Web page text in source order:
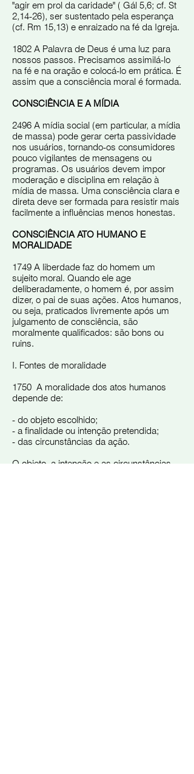
"agir em prol da caridade" ( Gál 5,6; cf. St
2,14-26), ser sustentado pela esperança
(cf. Rm 15,13) e enraizado na fé da Igreja.
1802 A Palavra de Deus é uma luz para
nossos passos. Precisamos assimilá-lo
na fé e na oração e colocá-lo em prática. É
assim que a consciência moral é formada.
CONSCIÊNCIA E A MÍDIA
2496 A mídia social (em particular, a mídia
de massa) pode gerar certa passividade
nos usuários, tornando-os consumidores
pouco vigilantes de mensagens ou
programas. Os usuários devem impor
moderação e disciplina em relação à
mídia de massa. Uma consciência clara e
direta deve ser formada para resistir mais
facilmente a influências menos honestas.
CONSCIÊNCIA ATO HUMANO E
MORALIDADE
1749 A liberdade faz do homem um
sujeito moral. Quando ele age
deliberadamente, o homem é, por assim
dizer, o pai de suas ações. Atos humanos,
ou seja, praticados livremente após um
julgamento de consciência, são
moralmente qualificados: são bons ou
ruins.
I. Fontes de moralidade
1750 A moralidade dos atos humanos
depende de:
- do objeto escolhido;
- a finalidade ou intenção pretendida;
- das circunstâncias da ação.
O objeto, a intenção e as circunstâncias